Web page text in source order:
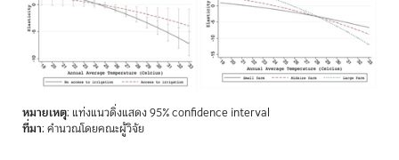
หมายเหตุ: แท่งแนวดิ่งแสดง 95% confidence interval
ที่มา: คำนวณโดยคณะผู้วิจัย